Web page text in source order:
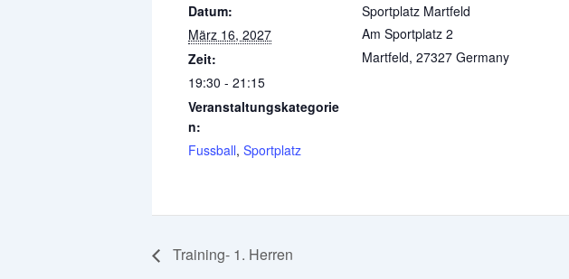
Datum:
März 16, 2027
Zeit:
19:30 - 21:15
Veranstaltungskategorie
n:
Fussball, Sportplatz
Sportplatz Martfeld
Am Sportplatz 2
Martfeld, 27327 Germany
Training- 1. Herren